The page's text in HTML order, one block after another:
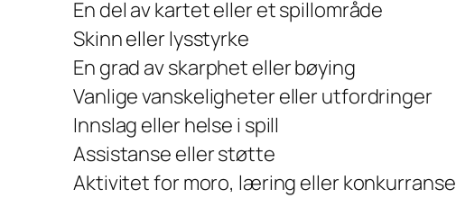
En del av kartet eller et spillområde
Skinn eller lysstyrke
En grad av skarphet eller bøying
Vanlige vanskeligheter eller utfordringer
Innslag eller helse i spill
Assistanse eller støtte
Aktivitet for moro, læring eller konkurranse